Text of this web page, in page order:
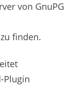
von GnuPG
zu finden.
Plugin